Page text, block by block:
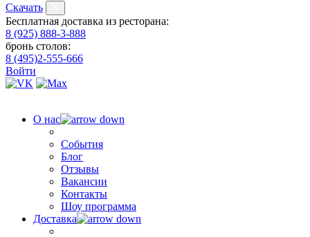
Скачать
Бесплатная доставка из ресторана:
8 (925) 888-3-888
бронь столов:
8 (495)2-555-666
Войти
О нас
События
Блог
Отзывы
Вакансии
Контакты
Шоу программа
Доставка